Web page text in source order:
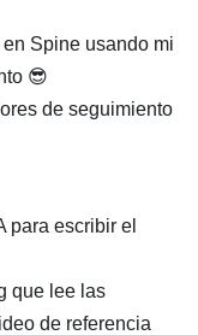
Spine usando mi
😎
de seguimiento
para escribir el
que lee las
de referencia